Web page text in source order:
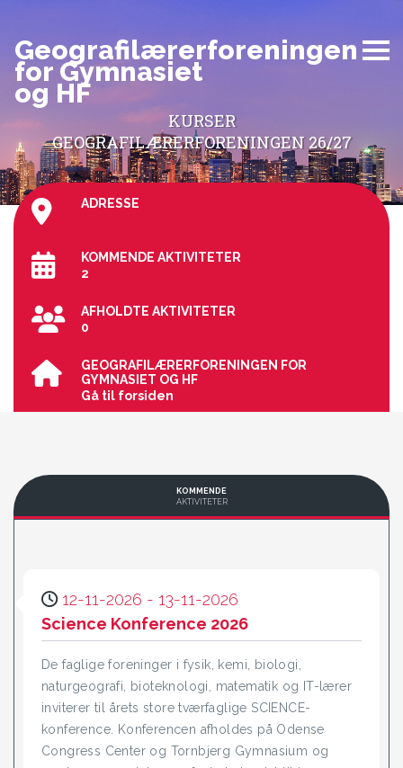
Geografilærerforeningen
for Gymnasiet
og HF
KURSER
GEOGRAFILÆRERFORENINGEN 26/27
ADRESSE
KOMMENDE AKTIVITETER
2
AFHOLDTE AKTIVITETER
0
GEOGRAFILÆRERFORENINGEN FOR
GYMNASIET OG HF
Gå til forsiden
KOMMENDE
AKTIVITETER
12-11-2026 - 13-11-2026
Science Konference 2026
De faglige foreninger i fysik, kemi, biologi,
naturgeografi, bioteknologi, matematik og IT-lærer
inviterer til årets store tværfaglige SCIENCE-
konference. Konferencen afholdes på Odense
Congress Center og Tornbjerg Gymnasium og